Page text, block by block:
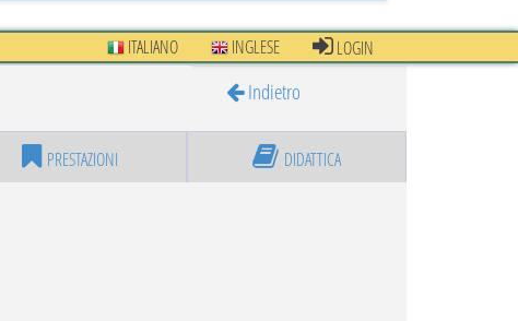
ITALIANO INGLESE
LOGIN
Indietro
PRESTAZIONI DIDATTICA